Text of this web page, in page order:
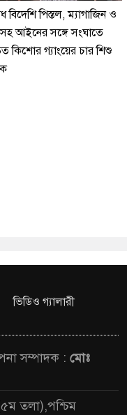
বিদেশি পিস্তল, ম্যাগাজিন ও
আইনের সঙ্গে সংঘাতে
কিশোর গ্যাংয়ের চার শিশু
ভিডিও গ্যালারী
সম্পাদক : মোঃ
তলা),পশ্চিম